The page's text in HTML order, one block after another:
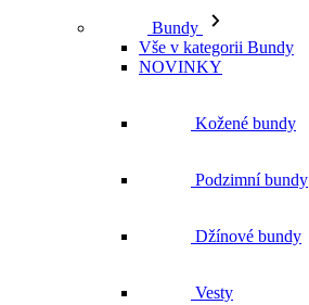
Bundy
Vše v kategorii Bundy
NOVINKY
Kožené bundy
Podzimní bundy
Džínové bundy
Vesty